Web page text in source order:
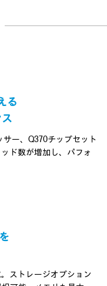
る
ー、Q370チップセット
ド数が増加し、パフォ
ストレージオプション